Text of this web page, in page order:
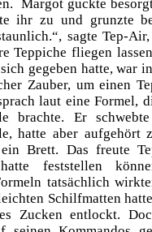
Margot guckte
ihr zu und grunzte
sagte Tep-
Teppiche fliegen
gegeben hatte, war
Zauber, um einen
laut eine Formel,
brachte. Er
hatte aber aufgehört
Brett. Das freute
feststellen
tatsächlich
Schilfmatten
Zucken entlockt.